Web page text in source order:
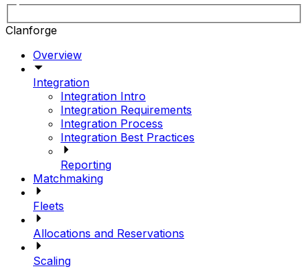
Clanforge
Overview
Integration
Integration Intro
Integration Requirements
Integration Process
Integration Best Practices
Reporting
Matchmaking
Fleets
Allocations and Reservations
Scaling